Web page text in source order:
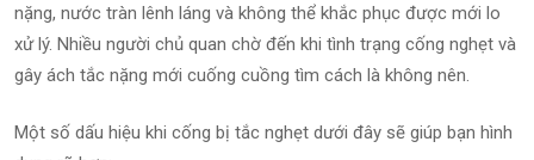
nặng, nước tràn lênh láng và không thể khắc phục được mới lo
xử lý. Nhiều người chủ quan chờ đến khi tình trạng cống nghẹt và
gây ách tắc nặng mới cuống cuồng tìm cách là không nên.
Một số dấu hiệu khi cống bị tắc nghẹt dưới đây sẽ giúp bạn hình